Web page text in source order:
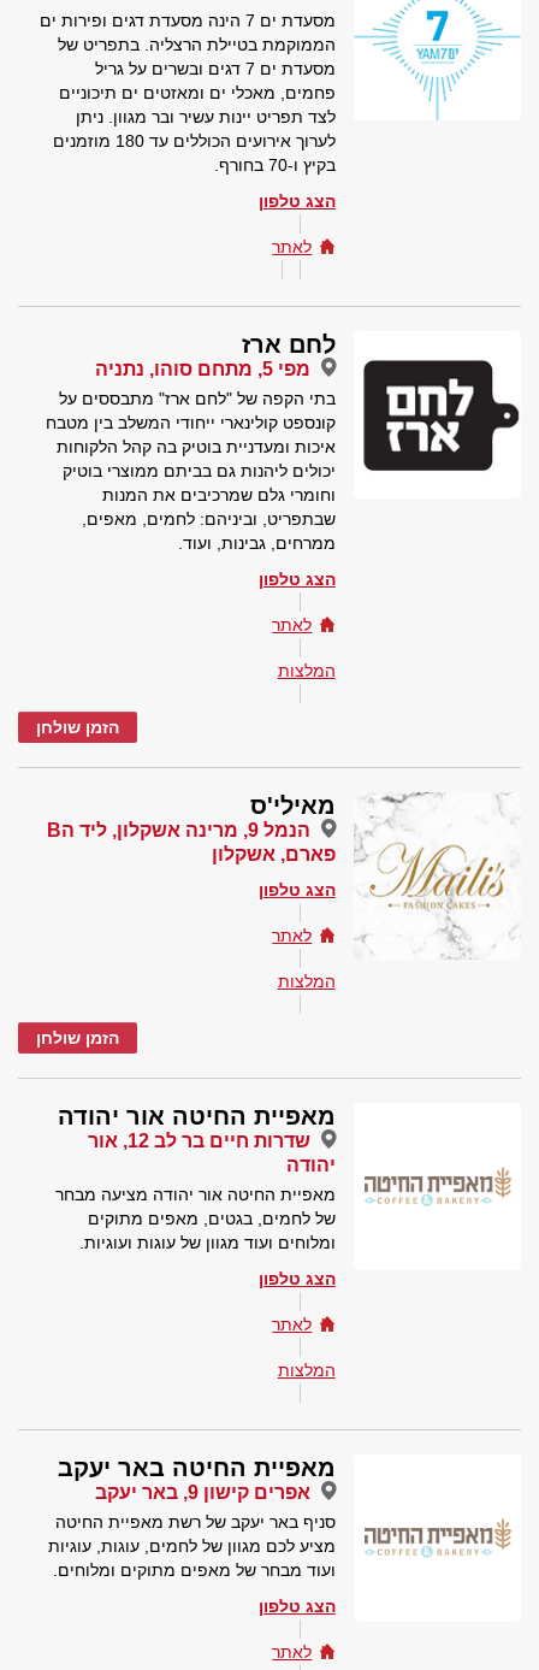
מסעדת ים 7 הינה מסעדת דגים ופירות ים
הממוקמת בטיילת הרצליה. בתפריט של
מסעדת ים 7 דגים ובשרים על גריל
פחמים, מאכלי ים ומאזטים ים תיכוניים
לצד תפריט יינות עשיר ובר מגוון. ניתן
לערוך אירועים הכוללים עד 180 מוזמנים
בקיץ ו-70 בחורף.
הצג טלפון
לאתר
לחם ארז
מפי 5, מתחם סוהו, נתניה
בתי הקפה של "לחם ארז" מתבססים על
קונספט קולינארי ייחודי המשלב בין מטבח
איכות ומעדניית בוטיק בה קהל הלקוחות
יכולים ליהנות גם בביתם ממוצרי בוטיק
וחומרי גלם שמרכיבים את המנות
שבתפריט, וביניהם: לחמים, מאפים,
ממרחים, גבינות, ועוד.
הצג טלפון
לאתר
המלצות
הזמן שולחן
מאילי'ס
הנמל 9, מרינה אשקלון, ליד הB
פארם, אשקלון
הצג טלפון
לאתר
המלצות
הזמן שולחן
מאפיית החיטה אור יהודה
שדרות חיים בר לב 12, אור
יהודה
מאפיית החיטה אור יהודה מציעה מבחר
של לחמים, בגטים, מאפים מתוקים
ומלוחים ועוד מגוון של עוגות ועוגיות.
הצג טלפון
לאתר
המלצות
מאפיית החיטה באר יעקב
אפרים קישון 9, באר יעקב
סניף באר יעקב של רשת מאפיית החיטה
מציע לכם מגוון של לחמים, עוגות, עוגיות
ועוד מבחר של מאפים מתוקים ומלוחים.
הצג טלפון
לאתר